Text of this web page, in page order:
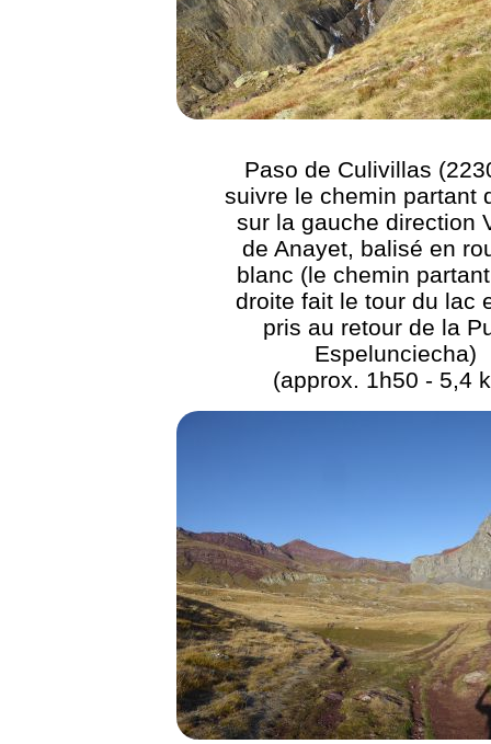
Paso de Culivillas
suivre le chemin partant
sur la gauche direction
de Anayet, balisé en
blanc (le chemin
droite fait le tour du lac
pris au retour de la
Espelunciecha)
(approx. 1h50 - 5,4